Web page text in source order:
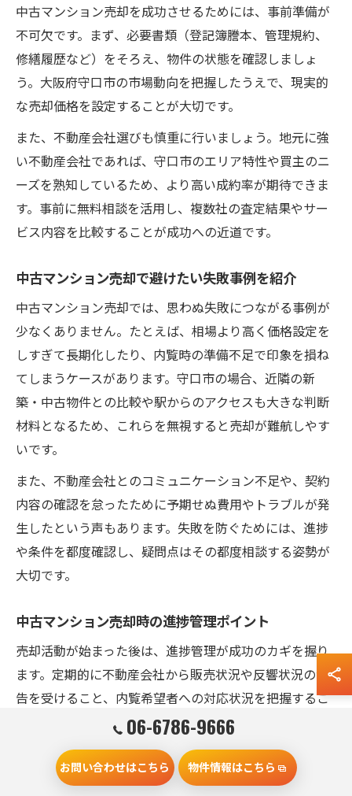
中古マンション売却を成功させるためには、事前準備が
不可欠です。まず、必要書類（登記簿謄本、管理規約、
修繕履歴など）をそろえ、物件の状態を確認しましょ
う。大阪府守口市の市場動向を把握したうえで、現実的
な売却価格を設定することが大切です。
また、不動産会社選びも慎重に行いましょう。地元に強
い不動産会社であれば、守口市のエリア特性や買主のニ
ーズを熟知しているため、より高い成約率が期待できま
す。事前に無料相談を活用し、複数社の査定結果やサー
ビス内容を比較することが成功への近道です。
中古マンション売却で避けたい失敗事例を紹介
中古マンション売却では、思わぬ失敗につながる事例が
少なくありません。たとえば、相場より高く価格設定を
しすぎて長期化したり、内覧時の準備不足で印象を損ね
てしまうケースがあります。守口市の場合、近隣の新
築・中古物件との比較や駅からのアクセスも大きな判断
材料となるため、これらを無視すると売却が難航しやす
いです。
また、不動産会社とのコミュニケーション不足や、契約
内容の確認を怠ったために予期せぬ費用やトラブルが発
生したという声もあります。失敗を防ぐためには、進捗
や条件を都度確認し、疑問点はその都度相談する姿勢が
大切です。
中古マンション売却時の進捗管理ポイント
売却活動が始まった後は、進捗管理が成功のカギを握り
ます。定期的に不動産会社から販売状況や反響状況の報
告を受けること、内覧希望者への対応状況を把握するこ
とが重要です。大阪府守口市では、駅近や学区、周辺施
れらの魅力を伝える工夫も進捗管理の一部といえます。
06-6786-9666
お問い合わせはこちら 物件情報はこちら